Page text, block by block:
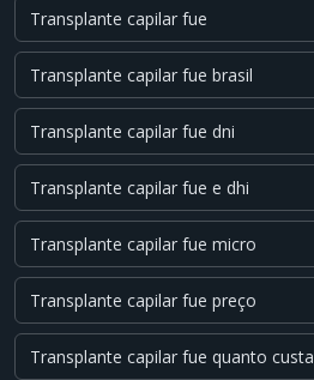
Transplante capilar fue
Transplante capilar fue brasil
Transplante capilar fue dni
Transplante capilar fue e dhi
Transplante capilar fue micro
Transplante capilar fue preço
Transplante capilar fue quanto custa